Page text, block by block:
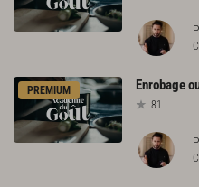
PREMIUM Enrobage
81